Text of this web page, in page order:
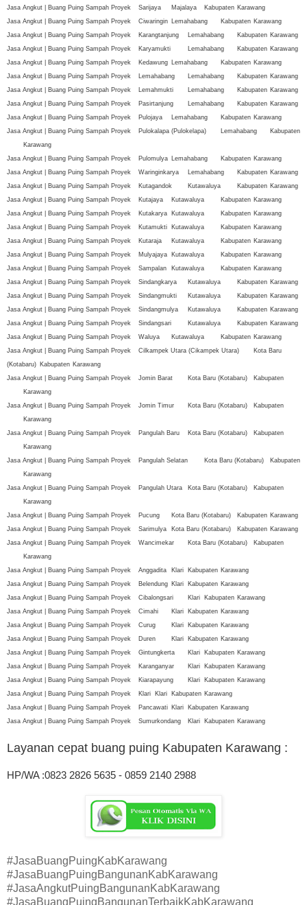
Jasa Angkut | Buang Puing Sampah Proyek
Sarijaya Majalaya Kabupaten Karawang
Jasa Angkut | Buang Puing Sampah Proyek
Ciwaringin Lemahabang Kabupaten Karawang
Jasa Angkut | Buang Puing Sampah Proyek
Karangtanjung Lemahabang Kabupaten Karawang
Jasa Angkut | Buang Puing Sampah Proyek
Karyamukti Lemahabang Kabupaten Karawang
Jasa Angkut | Buang Puing Sampah Proyek
Kedawung Lemahabang Kabupaten Karawang
Jasa Angkut | Buang Puing Sampah Proyek
Lemahabang Lemahabang Kabupaten Karawang
Jasa Angkut | Buang Puing Sampah Proyek
Lemahmukti Lemahabang Kabupaten Karawang
Jasa Angkut | Buang Puing Sampah Proyek
Pasirtanjung Lemahabang Kabupaten Karawang
Jasa Angkut | Buang Puing Sampah Proyek
Pulojaya Lemahabang Kabupaten Karawang
Jasa Angkut | Buang Puing Sampah Proyek
Pulokalapa (Pulokelapa) Lemahabang
Kabupaten
Karawang
Jasa Angkut | Buang Puing Sampah Proyek
Pulomulya Lemahabang Kabupaten Karawang
Jasa Angkut | Buang Puing Sampah Proyek
Waringinkarya Lemahabang Kabupaten Karawang
Jasa Angkut | Buang Puing Sampah Proyek
Kutagandok Kutawaluya Kabupaten Karawang
Jasa Angkut | Buang Puing Sampah Proyek
Kutajaya Kutawaluya Kabupaten Karawang
Jasa Angkut | Buang Puing Sampah Proyek
Kutakarya Kutawaluya Kabupaten Karawang
Jasa Angkut | Buang Puing Sampah Proyek
Kutamukti Kutawaluya Kabupaten Karawang
Jasa Angkut | Buang Puing Sampah Proyek
Kutaraja Kutawaluya Kabupaten Karawang
Jasa Angkut | Buang Puing Sampah Proyek
Mulyajaya Kutawaluya Kabupaten Karawang
Jasa Angkut | Buang Puing Sampah Proyek
Sampalan Kutawaluya Kabupaten Karawang
Jasa Angkut | Buang Puing Sampah Proyek
Sindangkarya Kutawaluya Kabupaten Karawang
Jasa Angkut | Buang Puing Sampah Proyek
Sindangmukti Kutawaluya Kabupaten Karawang
Jasa Angkut | Buang Puing Sampah Proyek
Sindangmulya Kutawaluya Kabupaten Karawang
Jasa Angkut | Buang Puing Sampah Proyek
Sindangsari Kutawaluya Kabupaten Karawang
Jasa Angkut | Buang Puing Sampah Proyek
Waluya Kutawaluya Kabupaten Karawang
Jasa Angkut | Buang Puing Sampah Proyek
Cilkampek Utara (Cikampek Utara)
Kota Baru
(Kotabaru) Kabupaten Karawang
Jasa Angkut | Buang Puing Sampah Proyek
Jomin Barat Kota Baru (Kotabaru)
Kabupaten
Karawang
Jasa Angkut | Buang Puing Sampah Proyek
Jomin Timur Kota Baru (Kotabaru)
Kabupaten
Karawang
Jasa Angkut | Buang Puing Sampah Proyek
Pangulah Baru Kota Baru (Kotabaru)
Kabupaten
Karawang
Jasa Angkut | Buang Puing Sampah Proyek
Pangulah Selatan Kota Baru (Kotabaru)
Kabupaten
Karawang
Jasa Angkut | Buang Puing Sampah Proyek
Pangulah Utara Kota Baru (Kotabaru)
Kabupaten
Karawang
Jasa Angkut | Buang Puing Sampah Proyek
Pucung Kota Baru (Kotabaru) Kabupaten Karawang
Jasa Angkut | Buang Puing Sampah Proyek
Sarimulya Kota Baru (Kotabaru) Kabupaten Karawang
Jasa Angkut | Buang Puing Sampah Proyek
Wancimekar Kota Baru (Kotabaru)
Kabupaten
Karawang
Jasa Angkut | Buang Puing Sampah Proyek
Anggadita Klari Kabupaten Karawang
Jasa Angkut | Buang Puing Sampah Proyek
Belendung Klari Kabupaten Karawang
Jasa Angkut | Buang Puing Sampah Proyek
Cibalongsari Klari Kabupaten Karawang
Jasa Angkut | Buang Puing Sampah Proyek
Cimahi Klari Kabupaten Karawang
Jasa Angkut | Buang Puing Sampah Proyek
Curug Klari Kabupaten Karawang
Jasa Angkut | Buang Puing Sampah Proyek
Duren Klari Kabupaten Karawang
Jasa Angkut | Buang Puing Sampah Proyek
Gintungkerta Klari Kabupaten Karawang
Jasa Angkut | Buang Puing Sampah Proyek
Karanganyar Klari Kabupaten Karawang
Jasa Angkut | Buang Puing Sampah Proyek
Kiarapayung Klari Kabupaten Karawang
Jasa Angkut | Buang Puing Sampah Proyek
Klari Klari Kabupaten Karawang
Jasa Angkut | Buang Puing Sampah Proyek
Pancawati Klari Kabupaten Karawang
Jasa Angkut | Buang Puing Sampah Proyek
Sumurkondang Klari Kabupaten Karawang
Layanan cepat buang puing Kabupaten Karawang :
HP/WA :0823 2826 5635 - 0859 2140 2988
#JasaBuangPuingKabKarawang
#JasaBuangPuingBangunanKabKarawang
#JasaAngkutPuingBangunanKabKarawang
#JasaBuangPuingBangunanTerbaikKabKarawang